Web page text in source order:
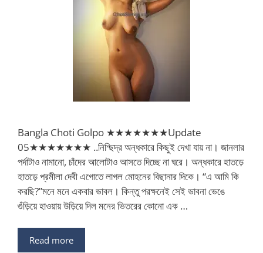
Bangla Choti Golpo ★★★★★★★Update
05★★★★★★★ ..নিশ্ছিদ্র অন্ধকারে কিছুই দেখা যায় না। জানলার
পর্দাটাও নামানো, চাঁদের আলোটাও আসতে দিচ্ছে না ঘরে। অন্ধকারে হাতড়ে
হাতড়ে প্রমীলা দেবী এগোতে লাগল মোহনের বিছানার দিকে। “এ আমি কি
করছি?”মনে মনে একবার ভাবল। কিন্তু পরক্ষনেই সেই ভাবনা ভেঙে
গুঁড়িয়ে হাওয়ায় উড়িয়ে দিল মনের ভিতরের কোনো এক …
Read more